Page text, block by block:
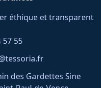
éthique et transparent
57 55
des Gardettes Sine